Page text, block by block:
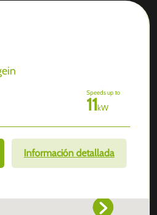
Speeds up to
11kW
Información detallada